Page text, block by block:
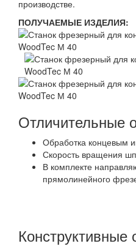
производстве.
ПОЛУЧАЕМЫЕ ИЗДЕЛИЯ:
Отличительные
Обработка концевым
Скорость вращения
В комплекте
прямолинейного
Конструктивные